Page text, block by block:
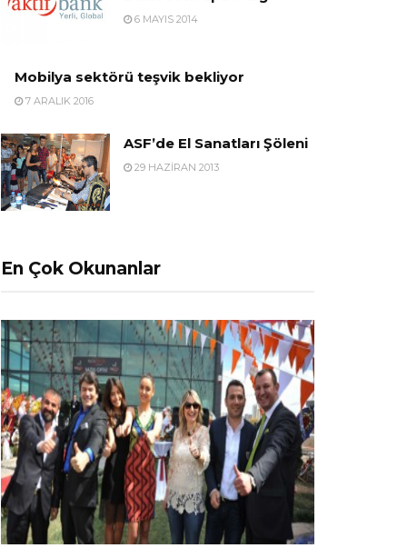
6 MAYIS 2014
Mobilya sektörü teşvik bekliyor
7 ARALIK 2016
ASF’de El Sanatları Şöleni
29 HAZIRAN 2013
En Çok Okunanlar